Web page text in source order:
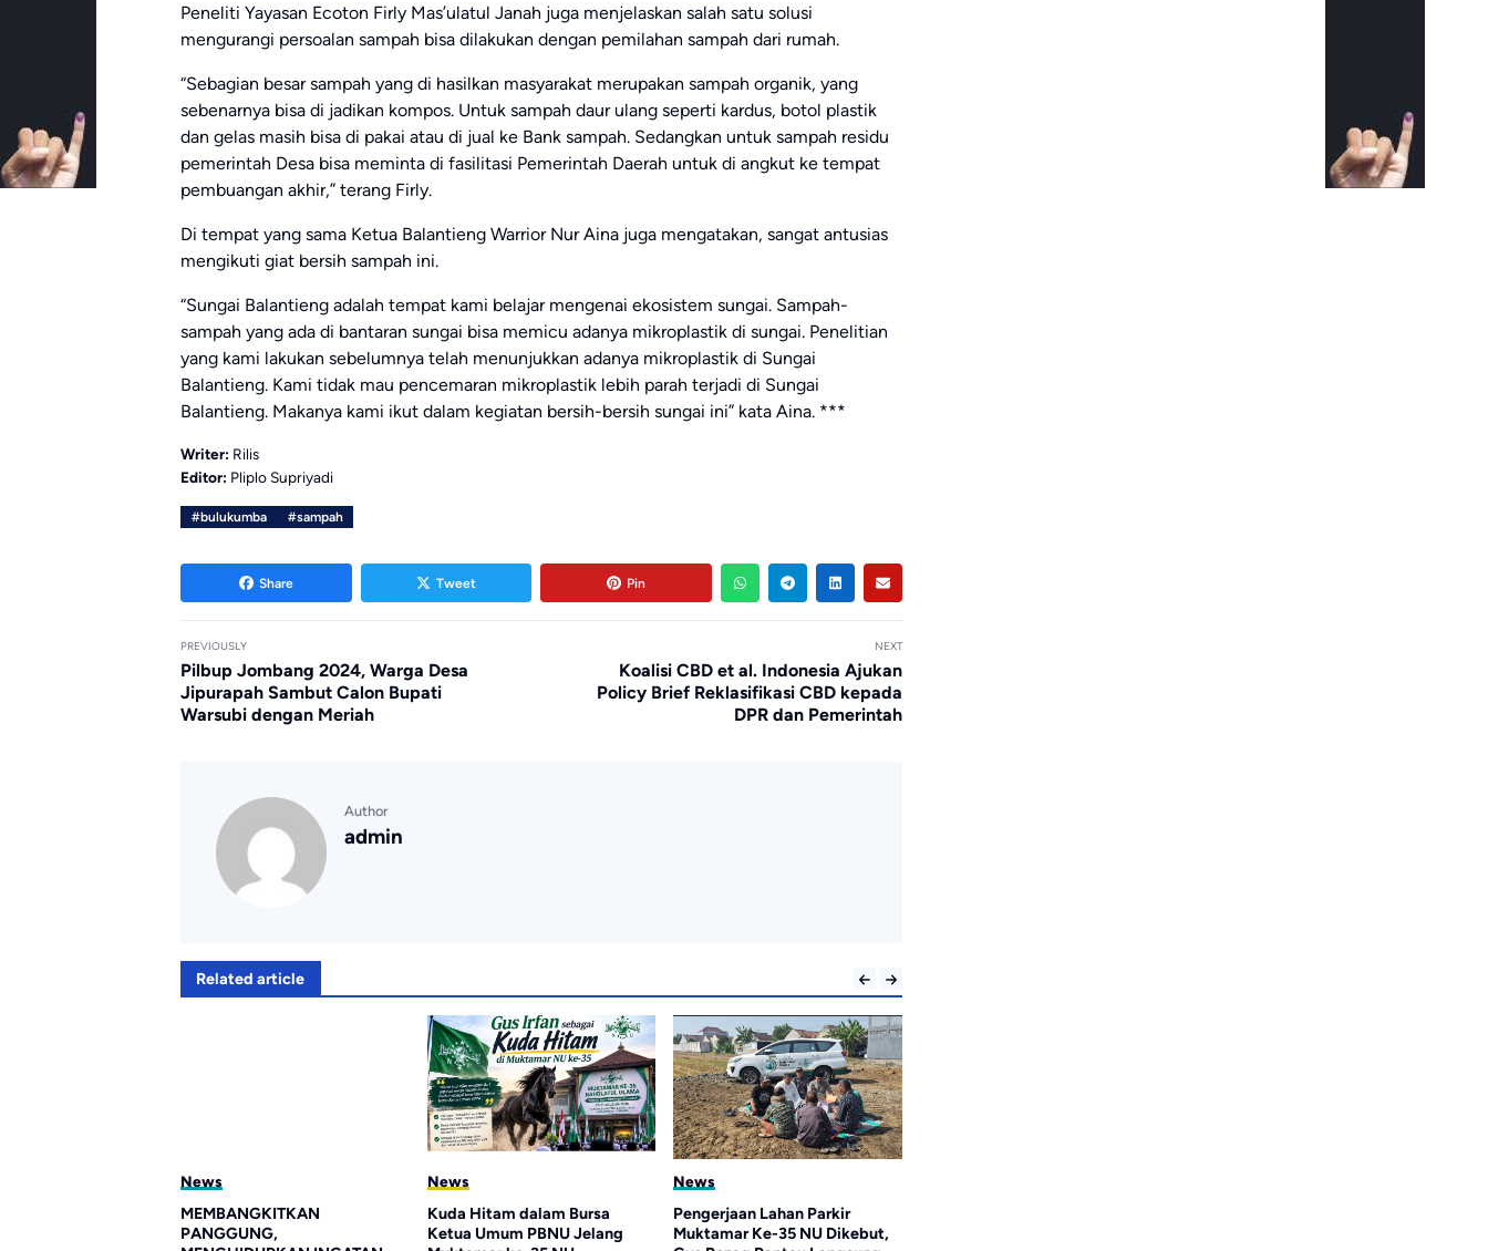
Peneliti Yayasan Ecoton Firly Mas’ulatul Janah juga menjelaskan salah satu solusi
mengurangi persoalan sampah bisa dilakukan dengan pemilahan sampah dari rumah.
“Sebagian besar sampah yang di hasilkan masyarakat merupakan sampah organik, yang
sebenarnya bisa di jadikan kompos. Untuk sampah daur ulang seperti kardus, botol plastik
dan gelas masih bisa di pakai atau di jual ke Bank sampah. Sedangkan untuk sampah residu
pemerintah Desa bisa meminta di fasilitasi Pemerintah Daerah untuk di angkut ke tempat
pembuangan akhir,” terang Firly.
Di tempat yang sama Ketua Balantieng Warrior Nur Aina juga mengatakan, sangat antusias
mengikuti giat bersih sampah ini.
“Sungai Balantieng adalah tempat kami belajar mengenai ekosistem sungai. Sampah-
sampah yang ada di bantaran sungai bisa memicu adanya mikroplastik di sungai. Penelitian
yang kami lakukan sebelumnya telah menunjukkan adanya mikroplastik di Sungai
Balantieng. Kami tidak mau pencemaran mikroplastik lebih parah terjadi di Sungai
Balantieng. Makanya kami ikut dalam kegiatan bersih-bersih sungai ini” kata Aina. ***
Writer: Rilis
Editor: Pliplo Supriyadi
#bulukumba #sampah
Share Tweet Pin
PREVIOUSLY
Pilbup Jombang 2024, Warga Desa
Jipurapah Sambut Calon Bupati
Warsubi dengan Meriah
NEXT
Koalisi CBD et al. Indonesia Ajukan
Policy Brief Reklasifikasi CBD kepada
DPR dan Pemerintah
Author
admin
Related article
News
MEMBANGKITKAN
PANGGUNG,
News
Kuda Hitam dalam Bursa
Ketua Umum PBNU Jelang
News
Pengerjaan Lahan Parkir
Muktamar Ke-35 NU Dikebut,